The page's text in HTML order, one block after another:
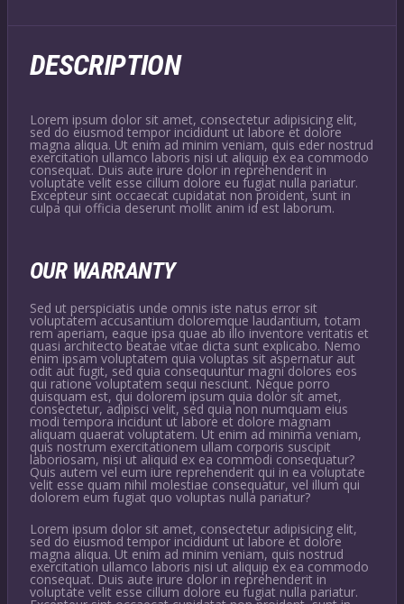
DESCRIPTION
Lorem ipsum dolor sit amet, consectetur adipisicing elit,
sed do eiusmod tempor incididunt ut labore et dolore
magna aliqua. Ut enim ad minim veniam, quis eder nostrud
exercitation ullamco laboris nisi ut aliquip ex ea commodo
consequat. Duis aute irure dolor in reprehenderit in
voluptate velit esse cillum dolore eu fugiat nulla pariatur.
Excepteur sint occaecat cupidatat non proident, sunt in
culpa qui officia deserunt mollit anim id est laborum.
OUR WARRANTY
Sed ut perspiciatis unde omnis iste natus error sit
voluptatem accusantium doloremque laudantium, totam
rem aperiam, eaque ipsa quae ab illo inventore veritatis et
quasi architecto beatae vitae dicta sunt explicabo. Nemo
enim ipsam voluptatem quia voluptas sit aspernatur aut
odit aut fugit, sed quia consequuntur magni dolores eos
qui ratione voluptatem sequi nesciunt. Neque porro
quisquam est, qui dolorem ipsum quia dolor sit amet,
consectetur, adipisci velit, sed quia non numquam eius
modi tempora incidunt ut labore et dolore magnam
aliquam quaerat voluptatem. Ut enim ad minima veniam,
quis nostrum exercitationem ullam corporis suscipit
laboriosam, nisi ut aliquid ex ea commodi consequatur?
Quis autem vel eum iure reprehenderit qui in ea voluptate
velit esse quam nihil molestiae consequatur, vel illum qui
dolorem eum fugiat quo voluptas nulla pariatur?
Lorem ipsum dolor sit amet, consectetur adipisicing elit,
sed do eiusmod tempor incididunt ut labore et dolore
magna aliqua. Ut enim ad minim veniam, quis nostrud
exercitation ullamco laboris nisi ut aliquip ex ea commodo
consequat. Duis aute irure dolor in reprehenderit in
voluptate velit esse cillum dolore eu fugiat nulla pariatur.